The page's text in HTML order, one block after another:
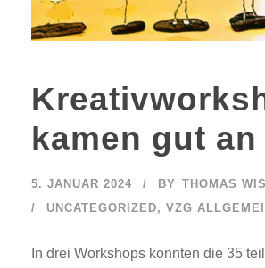
kamen gut an
5. JANUAR 2024 BY THOMAS
UNCATEGORIZED, VZG
In drei Workshops konnten die 35